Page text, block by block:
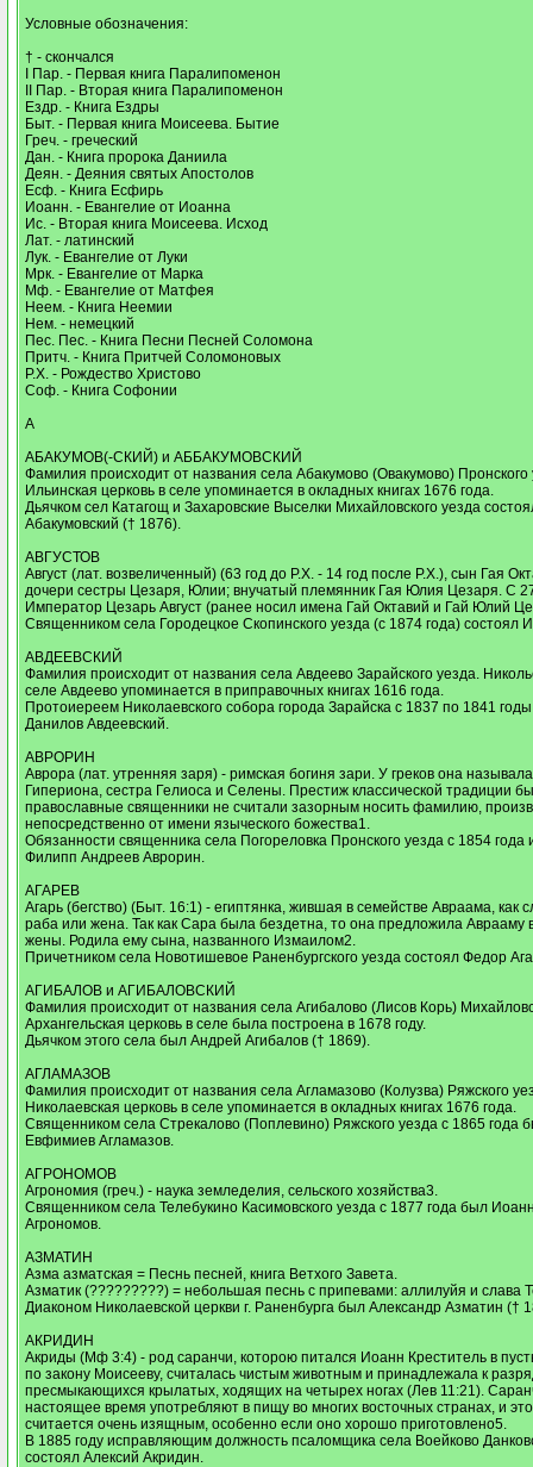
Условные обозначения:
† - скончался
I Пар. - Первая книга Паралипоменон
II Пар. - Вторая книга Паралипоменон
Ездр. - Книга Ездры
Быт. - Первая книга Моисеева. Бытие
Греч. - греческий
Дан. - Книга пророка Даниила
Деян. - Деяния святых Апостолов
Есф. - Книга Есфирь
Иоанн. - Евангелие от Иоанна
Ис. - Вторая книга Моисеева. Исход
Лат. - латинский
Лук. - Евангелие от Луки
Мрк. - Евангелие от Марка
Мф. - Евангелие от Матфея
Неем. - Книга Неемии
Нем. - немецкий
Пес. Пес. - Книга Песни Песней Соломона
Притч. - Книга Притчей Соломоновых
Р.Х. - Рождество Христово
Соф. - Книга Софонии
А
АБАКУМОВ(-СКИЙ) и АББАКУМОВСКИЙ
Фамилия происходит от названия села Абакумово (Овакумово) Пронского
Ильинская церковь в селе упоминается в окладных книгах 1676 года.
Дьячком сел Катагощ и Захаровские Выселки Михайловского уезда
Абакумовский († 1876).
АВГУСТОВ
Август (лат. возвеличенный) (63 год до Р.Х. - 14 год после Р.Х.), сын Гая
дочери сестры Цезаря, Юлии; внучатый племянник Гая Юлия Цезаря. С
Император Цезарь Август (ранее носил имена Гай Октавий и Гай Юлий
Священником села Городецкое Скопинского уезда (с 1874 года) состоял
АВДЕЕВСКИЙ
Фамилия происходит от названия села Авдеево Зарайского уезда.
селе Авдеево упоминается в приправочных книгах 1616 года.
Протоиереем Николаевского собора города Зарайска с 1837 по 1841
Данилов Авдеевский.
АВРОРИН
Аврора (лат. утренняя заря) - римская богиня зари. У греков она
Гипериона, сестра Гелиоса и Селены. Престиж классической традиции
православные священники не считали зазорным носить фамилию,
непосредственно от имени языческого божества1.
Обязанности священника села Погореловка Пронского уезда с 1854 года
Филипп Андреев Аврорин.
АГАРЕВ
Агарь (бегство) (Быт. 16:1) - египтянка, жившая в семействе Авраама, как
раба или жена. Так как Сара была бездетна, то она предложила Аврааму
жены. Родила ему сына, названного Измаилом2.
Причетником села Новотишевое Раненбургского уезда состоял Федор
АГИБАЛОВ и АГИБАЛОВСКИЙ
Фамилия происходит от названия села Агибалово (Лисов Корь)
Архангельская церковь в селе была построена в 1678 году.
Дьячком этого села был Андрей Агибалов († 1869).
АГЛАМАЗОВ
Фамилия происходит от названия села Агламазово (Колузва) Ряжского
Николаевская церковь в селе упоминается в окладных книгах 1676 года.
Священником села Стрекалово (Поплевино) Ряжского уезда с 1865 года
Евфимиев Агламазов.
АГРОНОМОВ
Агрономия (греч.) - наука земледелия, сельского хозяйства3.
Священником села Телебукино Касимовского уезда с 1877 года был
Агрономов.
АЗМАТИН
Азма азматская = Песнь песней, книга Ветхого Завета.
Азматик (?????????) = небольшая песнь с припевами: аллилуйя и слава
Диаконом Николаевской церкви г. Раненбурга был Александр Азматин (†
АКРИДИН
Акриды (Мф 3:4) - род саранчи, которою питался Иоанн Креститель в
по закону Моисееву, считалась чистым животным и принадлежала к
пресмыкающихся крылатых, ходящих на четырех ногах (Лев 11:21).
настоящее время употребляют в пищу во многих восточных странах, и
считается очень изящным, особенно если оно хорошо приготовлено5.
В 1885 году исправляющим должность псаломщика села Воейково
состоял Алексий Акридин.